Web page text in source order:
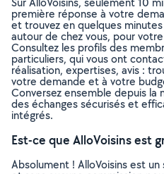
première réponse à votre
et trouvez en quelques
autour de chez vous, pour
Consultez les profils des
particuliers, qui vous ont
réalisation, expertises, avis :
votre demande et à votre
Conversez ensemble depuis la
des échanges sécurisés et
intégrés.
Est-ce que AlloVoisins est
Absolument ! AlloVoisins est